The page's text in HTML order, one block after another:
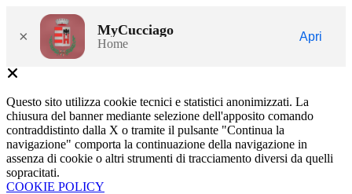
× MyCucciago
Home
Apri
Questo sito utilizza cookie tecnici e statistici anonimizzati. La
chiusura del banner mediante selezione dell'apposito comando
contraddistinto dalla X o tramite il pulsante "Continua la
navigazione" comporta la continuazione della navigazione in
assenza di cookie o altri strumenti di tracciamento diversi da quelli
sopracitati.
COOKIE POLICY